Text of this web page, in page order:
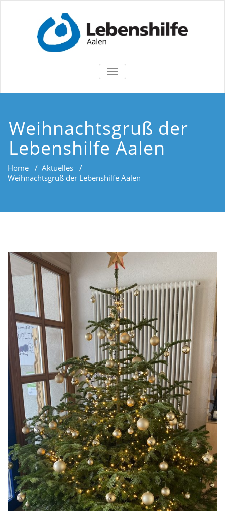
TOGGLE
Weihnachtsgruß der
Lebenshilfe Aalen
Home / Aktuelles /
Weihnachtsgruß der Lebenshilfe Aalen